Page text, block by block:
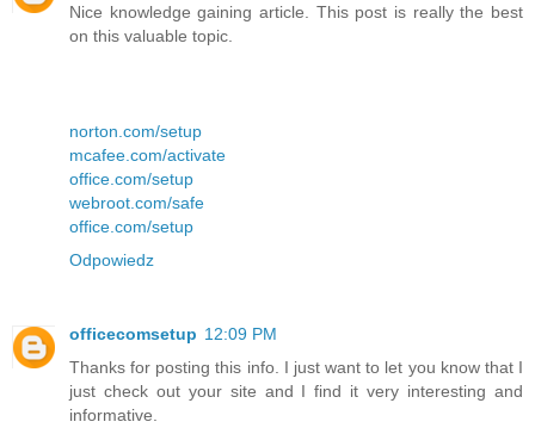
Nice knowledge gaining article. This post is really the best
on this valuable topic.
norton.com/setup
mcafee.com/activate
office.com/setup
webroot.com/safe
office.com/setup
Odpowiedz
officecomsetup 12:09 PM
Thanks for posting this info. I just want to let you know that I
just check out your site and I find it very interesting and
informative.